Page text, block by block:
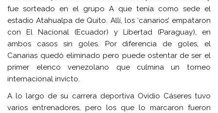
fue sorteado en el grupo A que tenía como sede el
estadio Atahualpa de Quito. Allí, los ‘canarios’ empataron
con El Nacional (Ecuador) y Libertad (Paraguay), en
ambos casos sin goles. Por diferencia de goles, el
Canarias quedó eliminado pero puede ostentar de ser el
primer elenco venezolano que culmina un torneo
internacional invicto.
A lo largo de su carrera deportiva Ovidio Cáseres tuvo
varios entrenadores, pero los que lo marcaron fueron